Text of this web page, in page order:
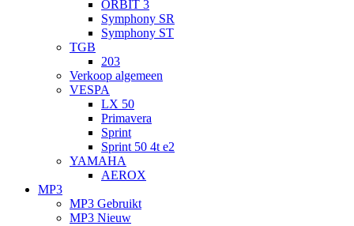
ORBIT 3
Symphony SR
Symphony ST
TGB
203
Verkoop algemeen
VESPA
LX 50
Primavera
Sprint
Sprint 50 4t e2
YAMAHA
AEROX
MP3
MP3 Gebruikt
MP3 Nieuw